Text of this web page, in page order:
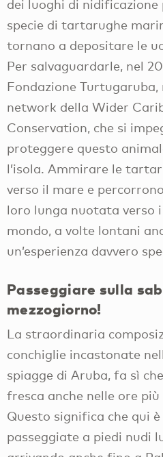
dei luoghi di
specie di tartarughe
tornano a depositare le
Per salvaguardarle, nel
Fondazione
network della Wider
Conservation, che si
proteggere questo
l’isola. Ammirare le
verso il mare e
loro lunga nuotata verso
mondo, a volte lontani
un’esperienza davvero
Passeggiare sulla
mezzogiorno!
La straordinaria
conchiglie incastonate
spiagge di Aruba, fa sì
fresca anche nelle ore
Questo significa che qui
passeggiate a piedi nudi